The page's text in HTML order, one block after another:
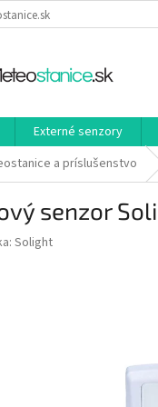
Externé senzory
a príslušenstvo
senzor
Solight